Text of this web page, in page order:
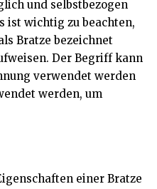
und selbstbezogen
ist wichtig zu beachten,
Bratze bezeichnet
Der Begriff kann
verwendet werden
werden, um
einer Bratze